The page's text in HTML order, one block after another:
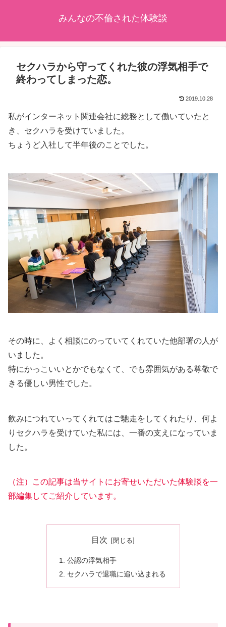
みんなの不倫された体験談
セクハラから守ってくれた彼の浮気相手で
終わってしまった恋。
2019.10.28
私がインターネット関連会社に総務として働いていたと
き、セクハラを受けていました。
ちょうど入社して半年後のことでした。
その時に、よく相談にのっていてくれていた他部署の人が
いました。
特にかっこいいとかでもなくて、でも雰囲気がある尊敬で
きる優しい男性でした。
飲みにつれていってくれてはご馳走をしてくれたり、何よ
りセクハラを受けていた私には、一番の支えになっていま
した。
（注）この記事は当サイトにお寄せいただいた体験談を一
部編集してご紹介しています。
目次
公認の浮気相手
セクハラで退職に追い込まれる